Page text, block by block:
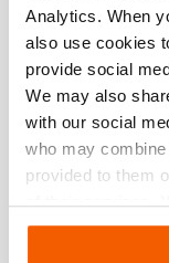
Analytics. When
also use cookies
provide social
We may also
with our social
who may
provided to them
of their services.
Settings. See our
Ver